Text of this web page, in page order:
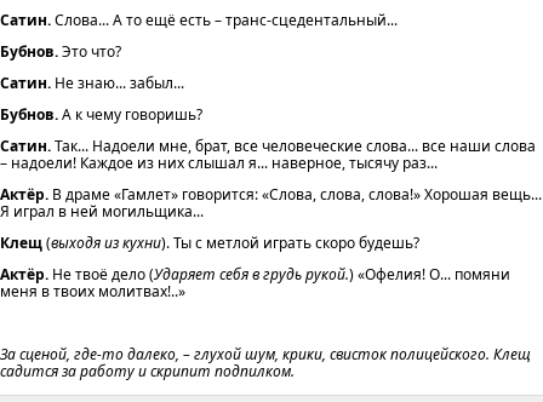
Сатин.Слова... А то ещё есть – транс-сцедентальный...
Бубнов.Это что?
Сатин. Не знаю... забыл...
Бубнов.А к чему говоришь?
Сатин.Так... Надоели мне, брат, все человеческие слова... все наши слова
– надоели! Каждое из них слышал я... наверное, тысячу раз...
Актёр. В драме «Гамлет» говорится: «Слова, слова, слова!» Хорошая вещь...
Я играл в ней могильщика...
Клещ(выходя из кухни). Ты с метлой играть скоро будешь?
Актёр. Не твоё дело (Ударяет себя в грудь рукой.) «Офелия! О... помяни
меня в твоих молитвах!..»
За сценой, где-то далеко, – глухой шум, крики, свисток полицейского. Клещ
садится за работу и скрипит подпилком.